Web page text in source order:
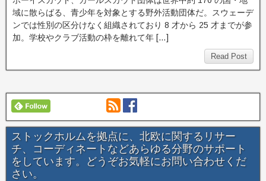
b
o
o
t
t
e
r
域に散らばる、青少年を対象とする野外活動団体だ。スウェーデ
ンでは性別の区分けなく組織されており 8 才から 25 才までが参
加。学校やクラブ活動の枠を離れて年 […]
Read Post
ストックホルムを拠点に、北欧に関するリサー
チ、コーディネートなどあらゆる分野のサポート
をしています。どうぞお気軽にお問い合わせくだ
さい。